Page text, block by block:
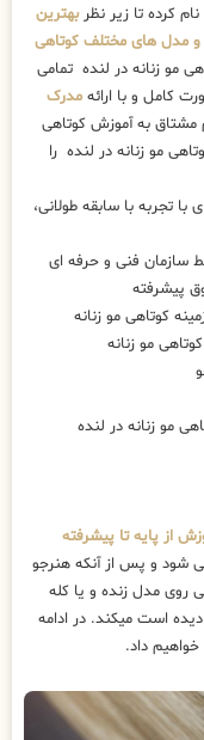
کرده تا زیر نظربهترین
مدل های مختلف کوتاهی
مو زنانه در لنده تمامی
کامل و با ارائه مدرک
به آموزش کوتاهی
مو زنانه در لنده را
تجربه با سابقه طولانی،
سازمان فنی و حرفه ای
کوتاهی مو زنانه
مو زنانه
مو زنانه در لنده
از پایه تا پیشرفته
شود و پس از آنکه هنرجو
روی مدل زنده و یا کله
است میکند. در ادامه
داد.